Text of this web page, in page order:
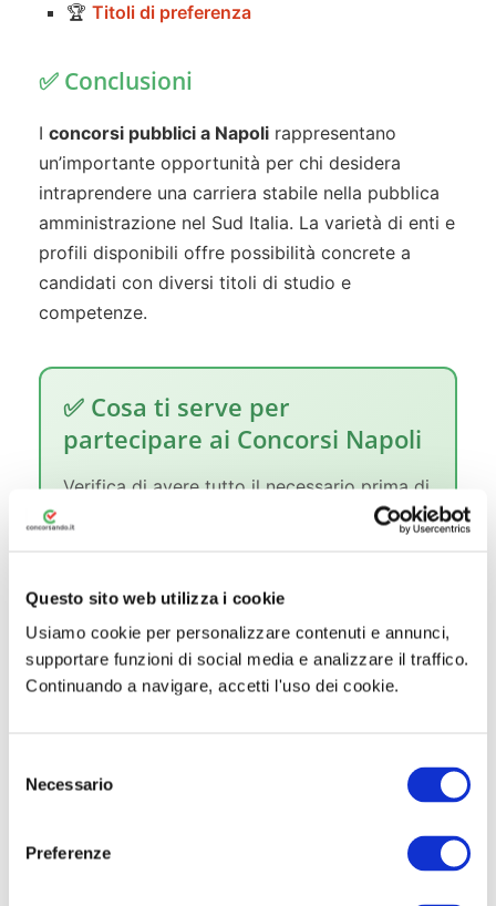
Questo sito web utilizza i cookie
Usiamo cookie per personalizzare contenuti e annunci,
supportare funzioni di social media e analizzare il traffico.
Continuando a navigare, accetti l'uso dei cookie.
Necessario
Preferenze
🏆 Titoli di preferenza
✅ Conclusioni
I concorsi pubblici a Napoli rappresentano
un’importante opportunità per chi desidera
intraprendere una carriera stabile nella pubblica
amministrazione nel Sud Italia. La varietà di enti e
profili disponibili offre possibilità concrete a
candidati con diversi titoli di studio e
competenze.
✅ Cosa ti serve per
partecipare ai Concorsi Napoli
Verifica di avere tutto il necessario prima di
portali
PEC attiva per le comunicazioni
ufficiali
Domanda presentata entro la